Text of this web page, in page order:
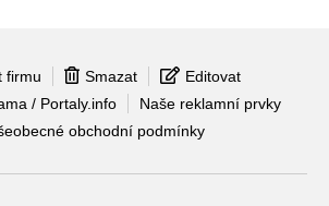
firmu Smazat
Editovat
/ Portaly.info
Naše reklamní prvky
obchodní podmínky